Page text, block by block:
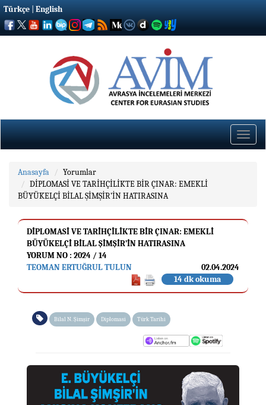
Türkçe English
Toggle
Anasayfa
Yorumlar
DİPLOMASİ VE TARİHÇİLİKTE BİR ÇINAR: EMEKLİ
BÜYÜKELÇİ BİLAL ŞİMŞİR’İN HATIRASINA
DİPLOMASİ VE TARİHÇİLİKTE BİR ÇINAR: EMEKLİ
BÜYÜKELÇİ BİLAL ŞİMŞİR’İN HATIRASINA
YORUM NO : 2024 / 14
TEOMAN ERTUĞRUL TULUN
02.04.2024
14 dk okuma
Bilal N. Şimşir Diplomasi Türk Tarihi